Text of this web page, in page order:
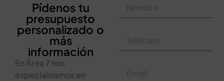
Pídenos tu
presupuesto
personalizado o
más
información
En Área 7 nos
especializamos en